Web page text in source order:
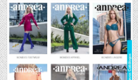
Posted
in